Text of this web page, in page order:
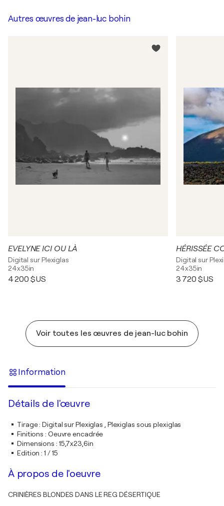
Autres œuvres de jean-luc bohin
EVELYNE ICI OU LÀ
Digital sur Plexiglas
24x35in
4 200 $US
HÉRISSÉE
Digital sur
24x35in
3 720 $US
Voir toutes les œuvres de jean-luc bohin
Information
Détails de l'œuvre
Tirage:Digital sur Plexiglas , Plexiglas sous plexiglas
Finitions : Oeuvre encadrée
Dimensions : 15,7x23,6in
Edition :1 / 15
À propos de l'oeuvre
CRINIÈRES BLONDES DANS LE REG DÉSERTIQUE